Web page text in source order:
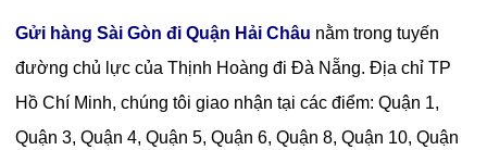
Gửi hàng Sài Gòn đi Quận Hải Châu nằm trong tuyến
đường chủ lực của Thịnh Hoàng đi Đà Nẵng. Địa chỉ TP
Hồ Chí Minh, chúng tôi giao nhận tại các điểm: Quận 1,
Quận 3, Quận 4, Quận 5, Quận 6, Quận 8, Quận 10, Quận